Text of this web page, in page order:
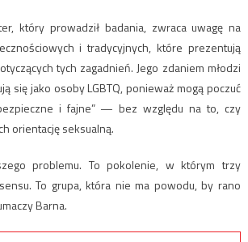
który prowadził badania, zwraca uwagę na
i tradycyjnych, które prezentują
tych zagadnień. Jego zdaniem młodzi
się jako osoby LGBTQ, ponieważ mogą poczuć
i fajne” — bez względu na to, czy
orientację seksualną.
problemu. To pokolenie, w którym trzy
To grupa, która nie ma powodu, by rano
Barna.